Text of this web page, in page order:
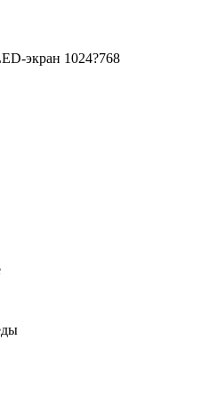
экран 1024?768